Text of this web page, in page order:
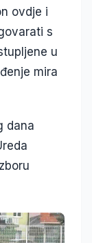
ovdje i
s
u
mira
dana